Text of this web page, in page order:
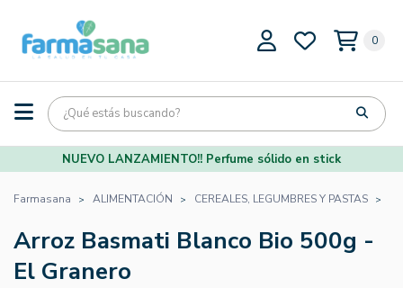
0
NUEVO LANZAMIENTO!! Perfume sólido en stick
Farmasana ALIMENTACIÓN CEREALES, LEGUMBRES Y PASTAS
Arroz Basmati Blanco Bio 500g -
El Granero